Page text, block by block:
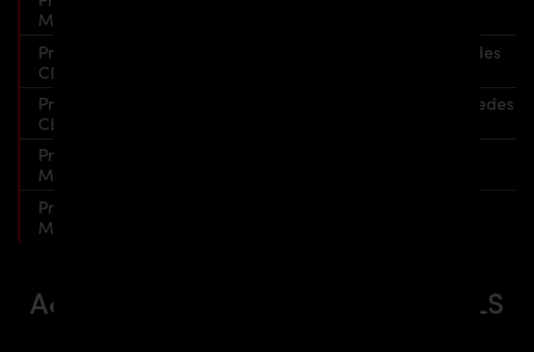
Mercedes CLS W218
Prior Design PD550 Black Edition Frontkotflügel für Mercedes
CLS W218
Prior Design PD550 Black Edition Seitenschweller für Mercedes
CLS W218
Prior Design PD550 Black Edition Heckstoßstange für
Mercedes CLS W218
Prior Design PD550 Black Edition Heckklappenspoiler für
Mercedes CLS W218
Aerodynamik-Kit für Mercedes CLS